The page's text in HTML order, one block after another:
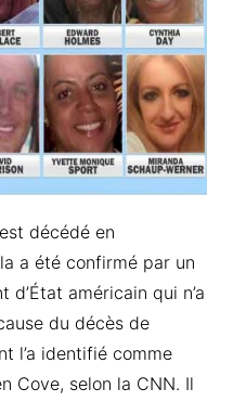
décédé en
a été confirmé par un
américain qui n’a
du décès de
l’a identifié comme
Cove, selon la CNN. Il